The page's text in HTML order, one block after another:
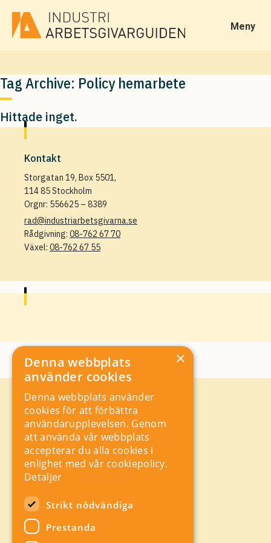
Meny
Tag Archive: Policy hemarbete
Hittade inget.
Kontakt
Storgatan 19, Box 5501,
114 85 Stockholm
Orgnr: 556625 – 8389
rad@industriarbetsgivarna.se
Rådgivning: 08-762 67 70
Växel: 08-762 67 55
Kontakt
Storgatan 19, Box 5501,
114 85 Stockholm
Orgnr: 556625 – 8389
rad@industriarbetsgivarna.se
Rådgivning:08-762 67 70
Växel:08-762 67 55
Hitta snabbt
A-Ö
×
Denna webbplats
använder cookies
Denna webbplats använder
cookies för att förbättra
användarupplevelsen. Genom
att använda vår webbplats
accepterar du alla cookies i
enlighet med vår cookiepolicy.
Detaljer
Strikt nödvändiga
Prestanda